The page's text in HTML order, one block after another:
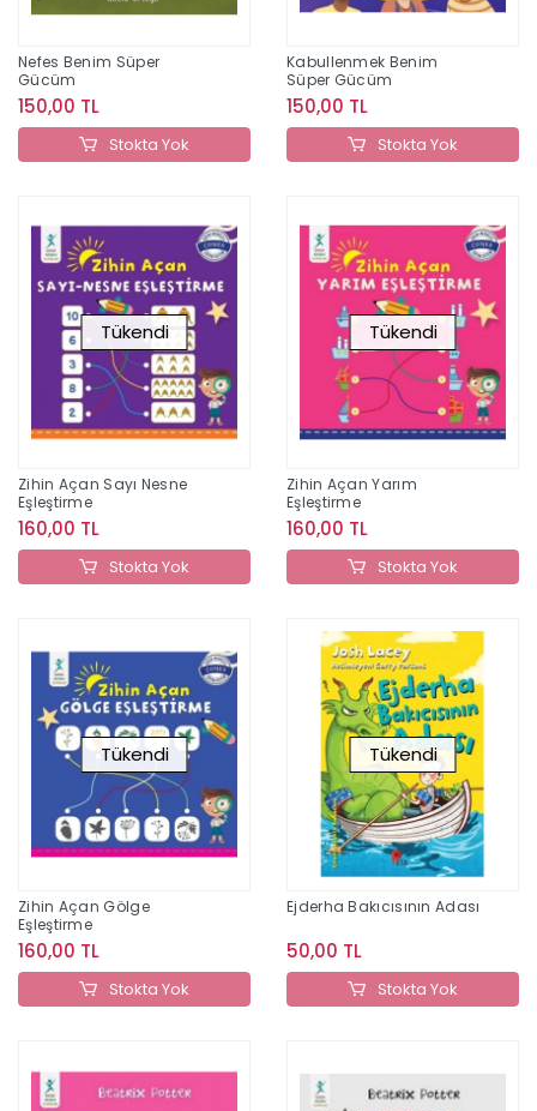
Nefes Benim Süper
Gücüm
150,00 TL
Stokta Yok
Kabullenmek Benim
Süper Gücüm
150,00 TL
Stokta Yok
Tükendi
Zihin Açan Sayı Nesne
Eşleştirme
160,00 TL
Stokta Yok
Tükendi
Zihin Açan Yarım
Eşleştirme
160,00 TL
Stokta Yok
Tükendi
Zihin Açan Gölge
Eşleştirme
160,00 TL
Stokta Yok
Tükendi
Ejderha Bakıcısının Adası
50,00 TL
Stokta Yok